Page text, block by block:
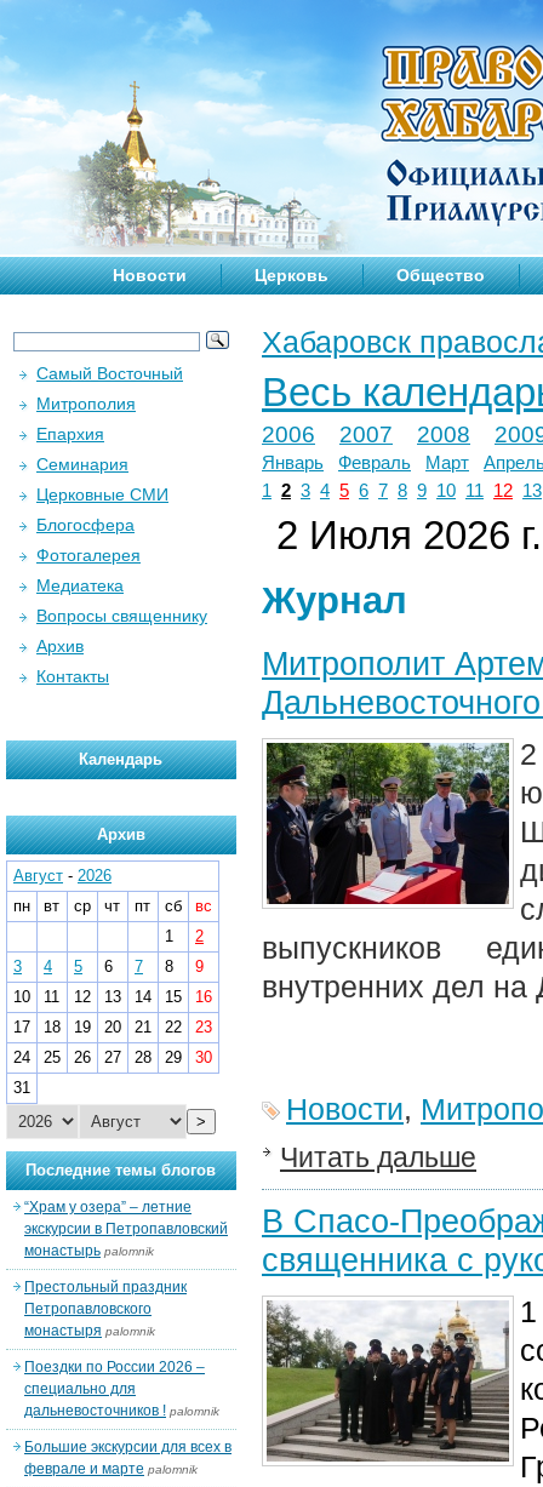
Новости Церковь Общество
Хабаровск
Весь
2006 2007 2008
Январь Февраль Март
1 2 3 4 5 6 7 8 9 10 11 12 13
2 Июля 2026 г.
Журнал
Митрополит
выпускников
внутренних дел
Новости,
Читать дальше
В Спасо-
священника с
Самый Восточный
Митрополия
Епархия
Семинария
Церковные СМИ
Блогосфера
Фотогалерея
Медиатека
Вопросы священнику
Архив
Контакты
Календарь
Архив
Август - 2026
пн
вт ср чт пт сб
вс
1
2
3
4 5 6 7 8
9
10
11 12 13 14 15
16
17
18 19 20 21 22
23
24
25 26 27 28 29
30
31
>
Последние темы блогов
“Храм у озера” – летние
экскурсии в Петропавловский
монастырь palomnik
Престольный праздник
Петропавловского
монастыря palomnik
Поездки по России 2026 –
специально для
дальневосточников ! palomnik
Большие экскурсии для всех в
феврале и марте palomnik